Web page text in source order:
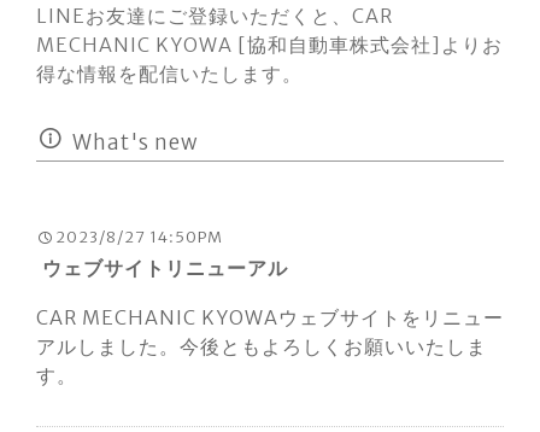
LINEお友達にご登録いただくと、CAR
MECHANIC KYOWA [協和自動車株式会社]よりお
得な情報を配信いたします。
What's new
2023/8/27 14:50PM
ウェブサイトリニューアル
CAR MECHANIC KYOWAウェブサイトをリニュー
アルしました。今後ともよろしくお願いいたしま
す。